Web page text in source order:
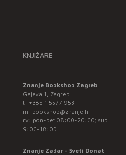
KNJIŽARE
Znanje Bookshop Zagreb
Gajeva 1, Zagreb
t: +385 1 5577 953
m: bookshop@znanje.hr
rv: pon-pet 08:00-20:00; sub
9:00-18:00
Znanje Zadar - Sveti Donat